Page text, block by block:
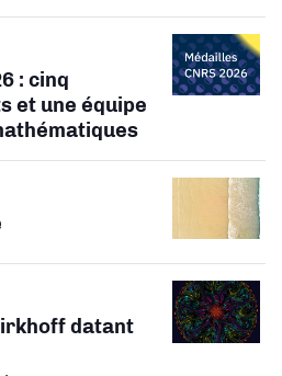
: cinq
et une équipe
datant